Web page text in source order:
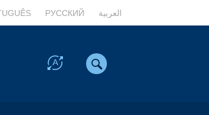
РУССКИЙ العربية